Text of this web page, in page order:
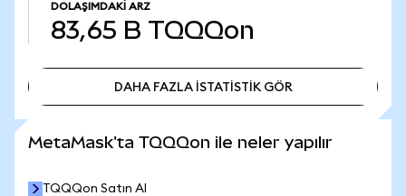
DOLAŞIMDAKI ARZ
83,65 B TQQQon
DAHA FAZLA İSTATİSTİK GÖR
MetaMask'ta TQQQon ile neler yapılır
TQQQon Satın Al